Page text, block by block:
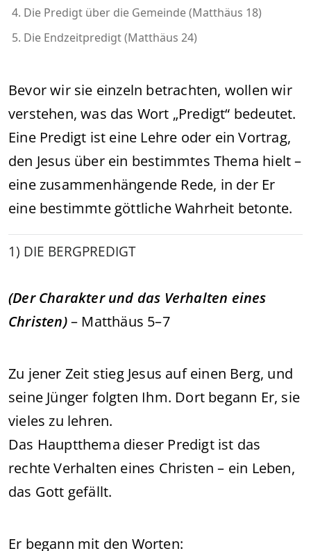
Die Predigt über die Gemeinde (Matthäus 18)
Die Endzeitpredigt (Matthäus 24)
Bevor wir sie einzeln betrachten, wollen wir
verstehen, was das Wort „Predigt“ bedeutet.
Eine Predigt ist eine Lehre oder ein Vortrag,
den Jesus über ein bestimmtes Thema hielt –
eine zusammenhängende Rede, in der Er
eine bestimmte göttliche Wahrheit betonte.
1) DIE BERGPREDIGT
(Der Charakter und das Verhalten eines
Christen)– Matthäus 5–7
Zu jener Zeit stieg Jesus auf einen Berg, und
seine Jünger folgten Ihm. Dort begann Er, sie
vieles zu lehren.
Das Hauptthema dieser Predigt ist das
rechte Verhalten eines Christen – ein Leben,
das Gott gefällt.
Er begann mit den Worten: